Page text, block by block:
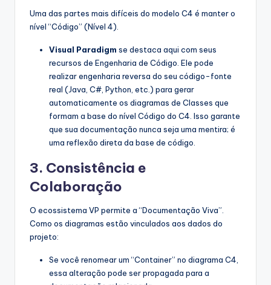
Uma das partes mais difíceis do modelo C4 é manter o
nível “Código” (Nível 4).
Visual Paradigm se destaca aqui com seus
recursos de Engenharia de Código. Ele pode
realizar engenharia reversa do seu código-fonte
real (Java, C#, Python, etc.) para gerar
automaticamente os diagramas de Classes que
formam a base do nível Código do C4. Isso garante
que sua documentação nunca seja uma mentira; é
uma reflexão direta da base de código.
3. Consistência e
Colaboração
O ecossistema VP permite a “Documentação Viva”.
Como os diagramas estão vinculados aos dados do
projeto:
Se você renomear um “Container” no diagrama C4,
essa alteração pode ser propagada para a